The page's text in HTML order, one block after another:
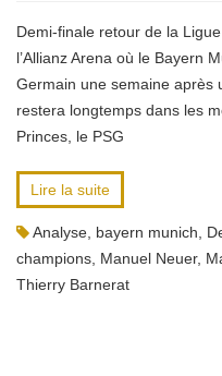
Demi-finale retour de la
l’Allianz Arena où le Bayern
Germain une semaine après
restera longtemps dans les
Princes, le PSG
Lire la suite
Analyse bayern munich
champions Manuel Neuer,
Thierry Barnerat